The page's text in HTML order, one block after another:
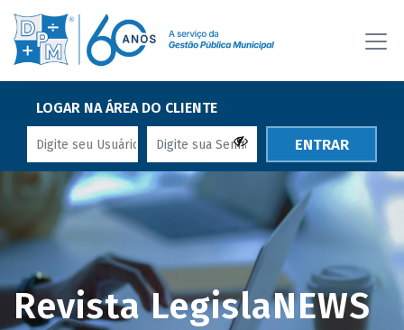
LOGAR NA ÁREA DO CLIENTE
ENTRAR
Revista LegislaNEWS